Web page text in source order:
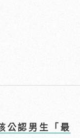
公認男生「最